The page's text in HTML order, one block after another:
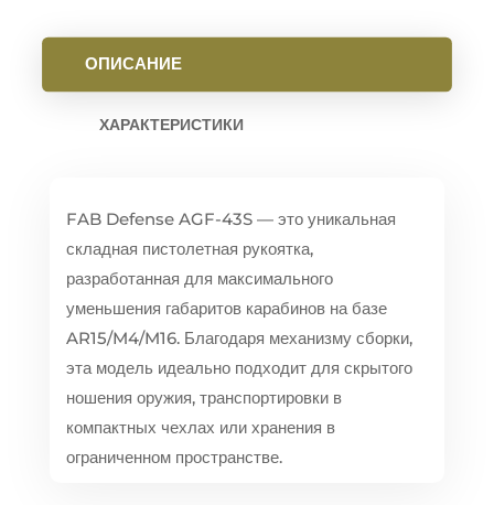
ОПИСАНИЕ
ХАРАКТЕРИСТИКИ
FAB Defense AGF-43S — это уникальная
складная пистолетная рукоятка,
разработанная для максимального
уменьшения габаритов карабинов на базе
AR15/M4/M16. Благодаря механизму сборки,
эта модель идеально подходит для скрытого
ношения оружия, транспортировки в
компактных чехлах или хранения в
ограниченном пространстве.